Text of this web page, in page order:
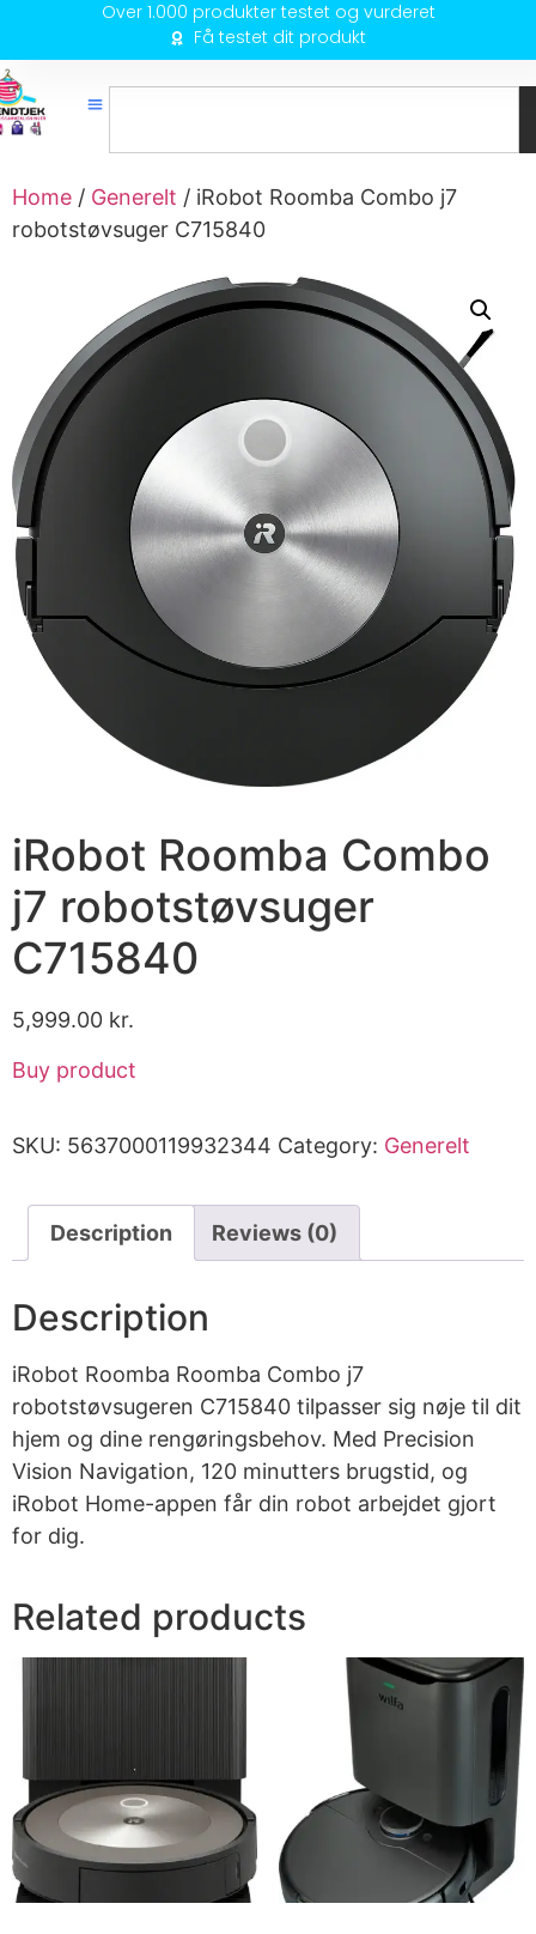
Over 1.000 produkter testet og vurderet
Få testet dit produkt
Home / Generelt / iRobot Roomba Combo j7
robotstøvsuger C715840
iRobot Roomba Combo
j7 robotstøvsuger
C715840
5,999.00 kr.
Buy product
SKU: 5637000119932344 Category: Generelt
Description Reviews (0)
Description
iRobot Roomba Roomba Combo j7
robotstøvsugeren C715840 tilpasser sig nøje til dit
hjem og dine rengøringsbehov. Med Precision
Vision Navigation, 120 minutters brugstid, og
iRobot Home-appen får din robot arbejdet gjort
for dig.
Related products